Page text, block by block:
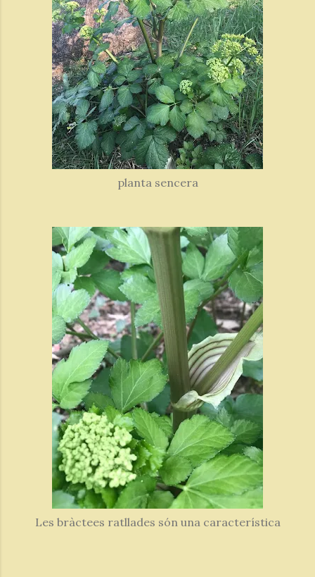
planta sencera
Les bràctees ratllades són una característica